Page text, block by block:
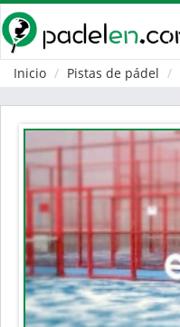
Inicio
Pistas de pádel